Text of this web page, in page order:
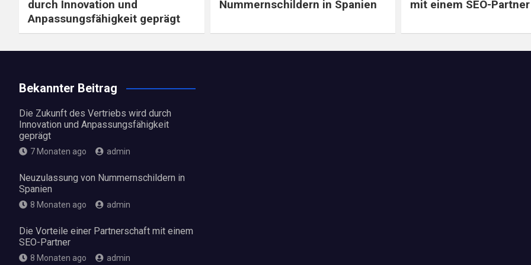
durch Innovation und
Anpassungsfähigkeit geprägt
Nummernschildern in Spanien
mit einem SEO-Partner
Bekannter Beitrag
Die Zukunft des Vertriebs wird durch
Innovation und Anpassungsfähigkeit
geprägt
7 Monaten ago admin
Neuzulassung von Nummernschildern in
Spanien
8 Monaten ago admin
Die Vorteile einer Partnerschaft mit einem
SEO-Partner
8 Monaten ago admin